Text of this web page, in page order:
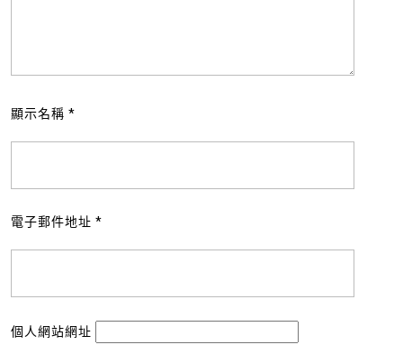
顯示名稱 *
電子郵件地址 *
個人網站網址